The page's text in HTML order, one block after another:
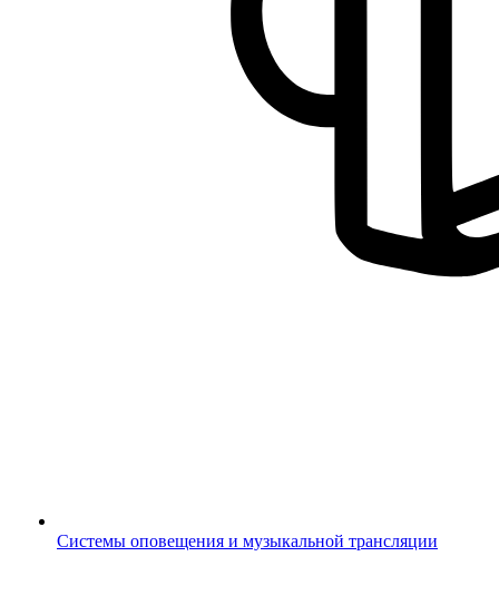
Системы оповещения и музыкальной трансляции